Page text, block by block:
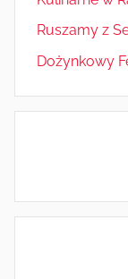
Ruszamy z
Dożynkowy